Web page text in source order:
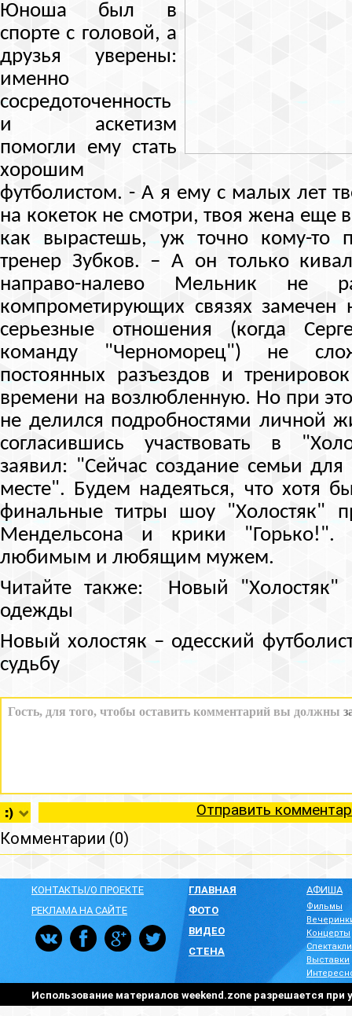
Юноша был в
спорте с головой, а
друзья уверены:
именно
сосредоточенность
и аскетизм
помогли ему стать
хорошим
футболистом. - А я ему с малых лет
на кокеток не смотри, твоя жена еще
как вырастешь, уж точно кому-то
тренер Зубков. – А он только
направо-налево Мельник не
компрометирующих связях
серьезные отношения (когда
команду "Черноморец") не
постоянных разъездов и
времени на возлюбленную. Но при
не делился подробностями личной
согласившись участвовать в
заявил: "Сейчас создание семьи
месте". Будем надеяться, что хотя
финальные титры шоу "Холостяк"
Мендельсона и крики "Горько!".
любимым и любящим мужем.
Читайте также: Новый "Холостяк"
одежды
Новый холостяк – одесский
судьбу
Отправить
Комментарии (0)
КОНТАКТЫ/О ПРОЕКТЕ
РЕКЛАМА НА САЙТЕ
ГЛАВНАЯ
ФОТО
ВИДЕО
СТЕНА
АФИША
Фильмы
Концерты
Спектакли
Выставки
Использование материалов weekend.zone разрешается